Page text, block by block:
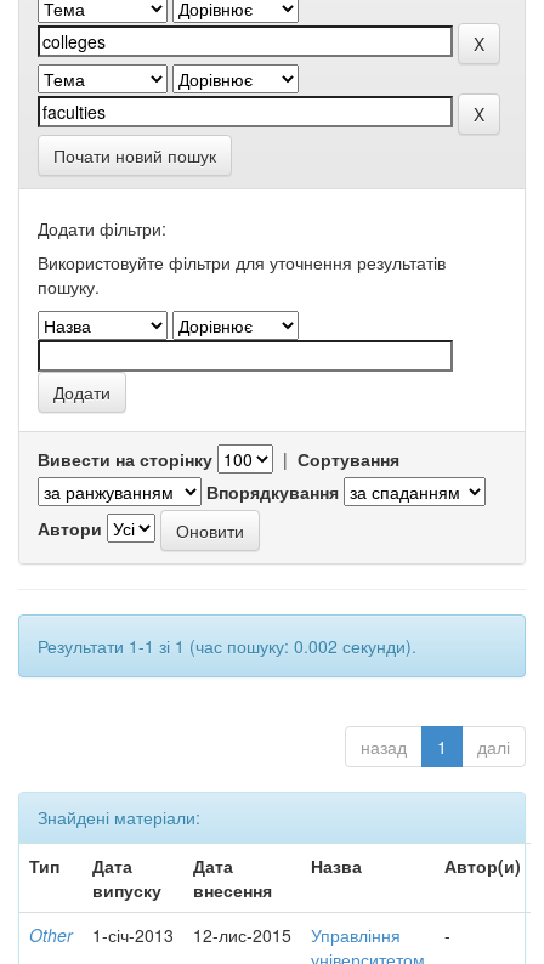
Почати новий пошук
Додати фільтри:
Використовуйте фільтри для уточнення результатів
пошуку.
Вивести на сторінку | Сортування
Впорядкування
Автори
Результати 1-1 зі 1 (час пошуку: 0.002 секунди).
назад 1 далі
Знайдені матеріали:
Тип
Дата
випуску
Дата
внесення
Назва Автор(и)
Other 1-січ-2013 12-лис-2015
Управління
університетом
-